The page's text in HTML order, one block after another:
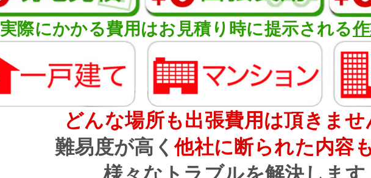
実際にかかる費用はお見積り時に提示される
どんな場所も出張費用は頂きませ
難易度が高く他社に断られた内容